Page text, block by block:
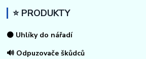
⭐ PRODUKTY
⚫ Uhlíky do nářadí
🔊 Odpuzovače škůdců